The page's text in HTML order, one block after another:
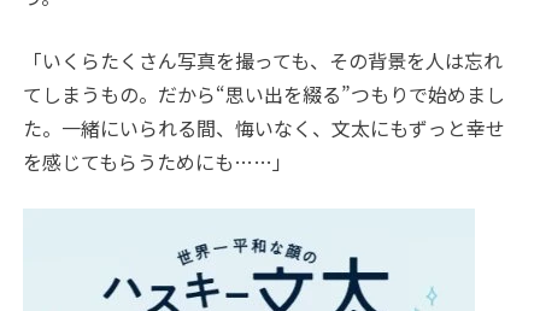
「いくらたくさん写真を撮っても、その背景を人は忘れ
てしまうもの。だから“思い出を綴る”つもりで始めまし
た。一緒にいられる間、悔いなく、文太にもずっと幸せ
を感じてもらうためにも……」